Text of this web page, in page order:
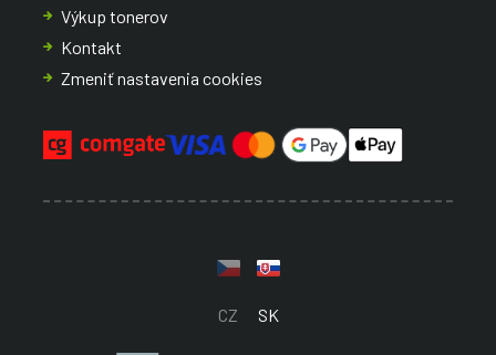
Výkup tonerov
Kontakt
Zmeniť nastavenia cookies
CZ SK